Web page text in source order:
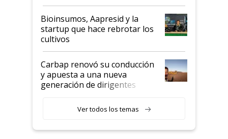
Bioinsumos, Aapresid y la
startup que hace rebrotar los
cultivos
Carbap renovó su conducción
y apuesta a una nueva
generación de dirigentes
Ver todos los temas